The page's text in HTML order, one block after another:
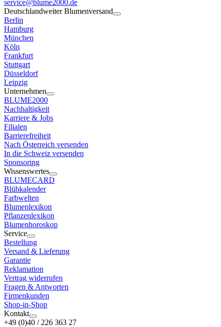
service@blume2000.de
Deutschlandweiter Blumenversand
Berlin
Hamburg
München
Köln
Frankfurt
Stuttgart
Düsseldorf
Leipzig
Unternehmen
BLUME2000
Nachhaltigkeit
Karriere & Jobs
Filialen
Barrierefreiheit
Nach Österreich versenden
In die Schweiz versenden
Sponsoring
Wissenswertes
BLUMECARD
Blühkalender
Farbwelten
Blumenlexikon
Pflanzenlexikon
Blumenhoroskop
Service
Bestellung
Versand & Lieferung
Garantie
Reklamation
Vertrag widerrufen
Fragen & Antworten
Firmenkunden
Shop-in-Shop
Kontakt
+49 (0)40 / 226 363 27